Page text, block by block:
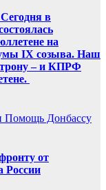
в
на
IX созыва. Наш
– и КПРФ
Помощь Донбассу
от
России